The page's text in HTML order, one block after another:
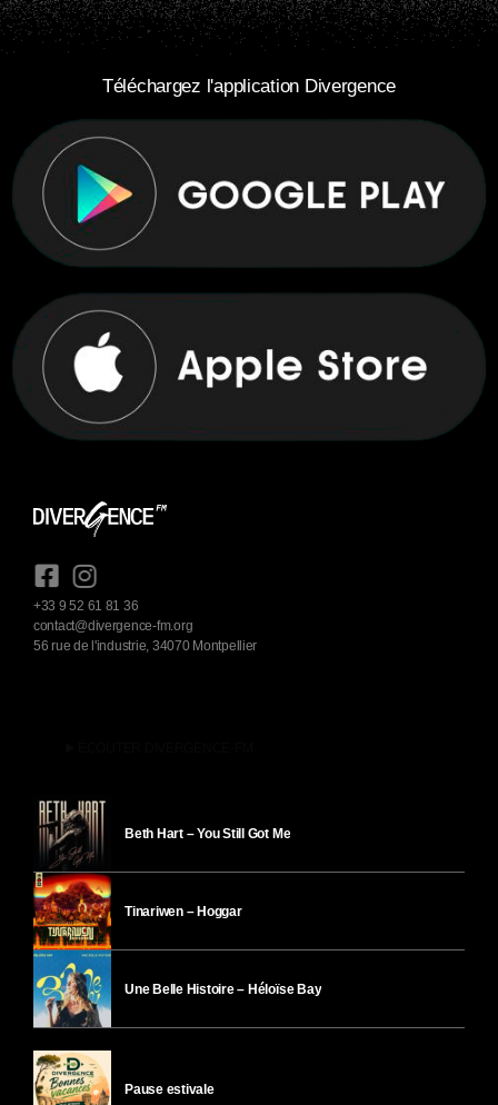
Téléchargez l'application Divergence
+33 9 52 61 81 36
contact@divergence-fm.org
56 rue de l'industrie, 34070 Montpellier
Beth Hart – You Still Got Me
Tinariwen – Hoggar
Une Belle Histoire – Héloïse Bay
Pause estivale